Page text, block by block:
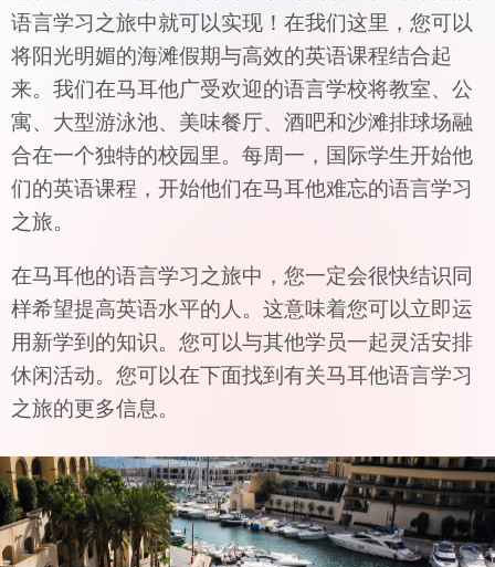
语言学习之旅中就可以实现！在我们这里，您可以
将阳光明媚的海滩假期与高效的英语课程结合起
来。我们在马耳他广受欢迎的语言学校将教室、公
寓、大型游泳池、美味餐厅、酒吧和沙滩排球场融
合在一个独特的校园里。每周一，国际学生开始他
们的英语课程，开始他们在马耳他难忘的语言学习
之旅。
在马耳他的语言学习之旅中，您一定会很快结识同
样希望提高英语水平的人。这意味着您可以立即运
用新学到的知识。您可以与其他学员一起灵活安排
休闲活动。您可以在下面找到有关马耳他语言学习
之旅的更多信息。